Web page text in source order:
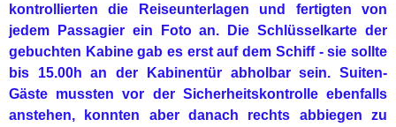
kontrollierten die Reiseunterlagen und fertigten von
jedem Passagier ein Foto an. Die Schlüsselkarte der
gebuchten Kabine gab es erst auf dem Schiff - sie sollte
bis 15.00h an der Kabinentür abholbar sein. Suiten-
Gäste mussten vor der Sicherheitskontrolle ebenfalls
anstehen, konnten aber danach rechts abbiegen zu